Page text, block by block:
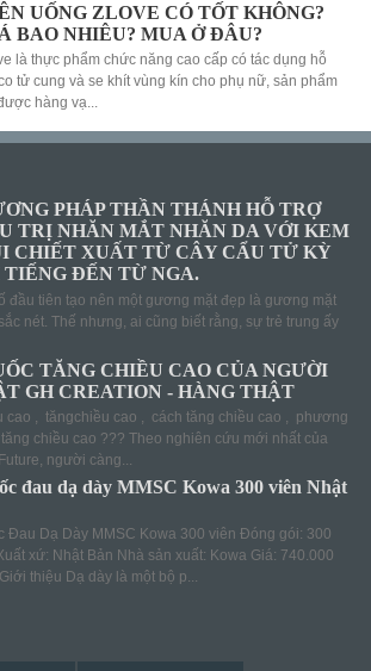
UỐNG ZLOVE CÓ TỐT KHÔNG?
BAO NHIÊU? MUA Ở ĐÂU?
là thực phẩm chức năng cao cấp có tác dụng hỗ
tử cung và se khít vùng kín cho phụ nữ, sản phẩm
hàng vạ...
PHÁP THẦN THÁNH HỖ TRỢ
TRỊ NHĂN MẮT NHĂN DA VỚI KEM
CHIẾT XUẤT TỪ CÂY CẨU TỬ KỲ
TIẾNG ĐẾN TỪ NGA.
đầu tiên tạo nên một gương mặt đẹp là gương mặt
nét. Thế nhưng, ai cũng biết rằng, sự trẻ trung ấy
TĂNG CHIỀU CAO CỦA NGƯỜI
GH CREATION - HÀNG THẬT
cao , tăngchiều cao , cách tăng chiều cao , phương
chiều cao ??? Theo nghiên cứu mới nhất của
người càng...
đau dạ dày MMSC Kowa 300 viên Nhật
Đau Dạ Dày MMSC Kowa 300 viên Đóng gói: 300
xứ: Nhật Bản Nhà sản xuất: Kowa Giá: 740.000
thiệu Dạ dày là một bộ p...